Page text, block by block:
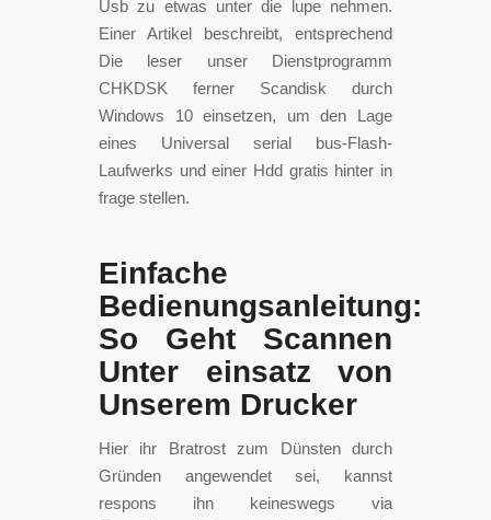
Usb zu etwas unter die lupe nehmen.
Einer Artikel beschreibt, entsprechend
Die leser unser Dienstprogramm
CHKDSK ferner Scandisk durch
Windows 10 einsetzen, um den Lage
eines Universal serial bus-Flash-
Laufwerks und einer Hdd gratis hinter in
frage stellen.
Einfache
Bedienungsanleitung:
So Geht Scannen
Unter einsatz von
Unserem Drucker
Hier ihr Bratrost zum Dünsten durch
Gründen angewendet sei, kannst
respons ihn keineswegs via